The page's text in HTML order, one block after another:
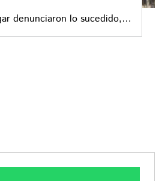
denunciaron lo sucedido,
actos terroristas